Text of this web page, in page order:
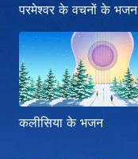
परमेश्वर के वचनों के भजन
कलीसिया के भजन